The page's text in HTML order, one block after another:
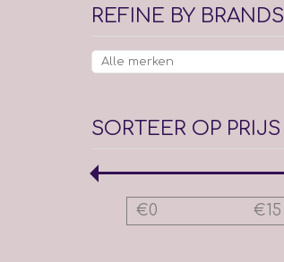
REFINE BY BRANDS
Alle merken
SORTEER OP PRIJS
€0 €15